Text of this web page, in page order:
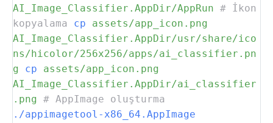
AI_Image_Classifier.AppDir/AppRun # İkon
kopyalama
cp
assets/app_icon.png
AI_Image_Classifier.AppDir/usr/share/ico
ns/hicolor/256x256/apps/ai_classifier.pn
g
cp
assets/app_icon.png
AI_Image_Classifier.AppDir/ai_classifier
.png # AppImage oluşturma
./appimagetool-x86_64.AppImage